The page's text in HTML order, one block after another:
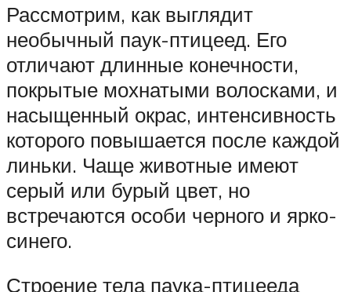
Рассмотрим, как выглядит
необычный паук-птицеед. Его
отличают длинные конечности,
покрытые мохнатыми волосками, и
насыщенный окрас, интенсивность
которого повышается после каждой
линьки. Чаще животные имеют
серый или бурый цвет, но
встречаются особи черного и ярко-
синего.
Строение тела паука-птицееда